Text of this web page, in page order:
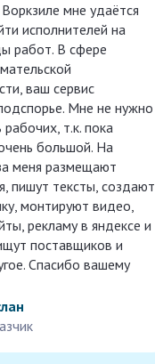
мне удаётся
исполнителей на
работ. В сфере
ваш сервис
Мне не нужно
т.к. пока
большой. На
меня размещают
пишут тексты, создают
монтируют видео,
рекламу в яндексе и
поставщиков и
Спасибо вашему